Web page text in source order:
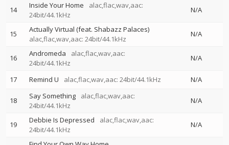
14 Inside Your Home
alac,flac,wav,aac:
24bit/44.1kHz
N/A
15
Actually Virtual (feat. Shabazz Palaces)
alac,flac,wav,aac: 24bit/44.1kHz
N/A
16 Andromeda
alac,flac,wav,aac:
24bit/44.1kHz
N/A
17 Remind U alac,flac,wav,aac: 24bit/44.1kHz N/A
18 Say Something
alac,flac,wav,aac:
24bit/44.1kHz
N/A
19 Debbie Is Depressed
alac,flac,wav,aac:
24bit/44.1kHz
N/A